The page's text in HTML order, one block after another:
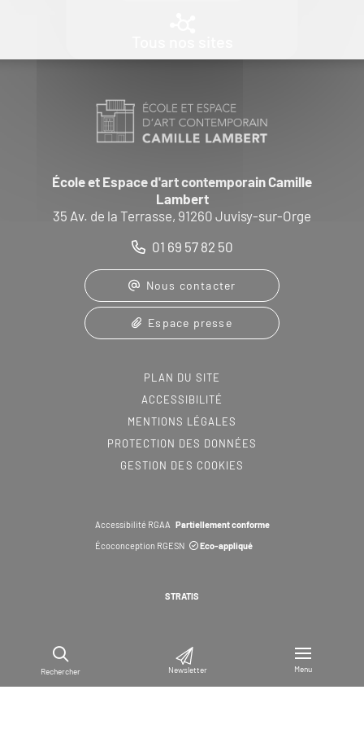
Rechercher Newsletter Menu
École et Espace d'art contemporain Camille
Lambert
35 Av. de la Terrasse, 91260 Juvisy-sur-Orge
01 69 57 82 50
Nous contacter
Espace presse
PLAN DU SITE
ACCESSIBILITÉ
MENTIONS LÉGALES
PROTECTION DES DONNÉES
GESTION DES COOKIES
Accessibilité RGAA Partiellement conforme
Écoconception RGESN
Eco-appliqué
STRATIS